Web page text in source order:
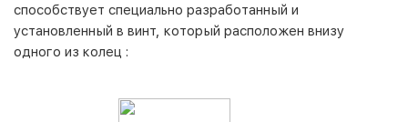
способствует специально разработанный и
установленный в винт, который расположен внизу
одного из колец :